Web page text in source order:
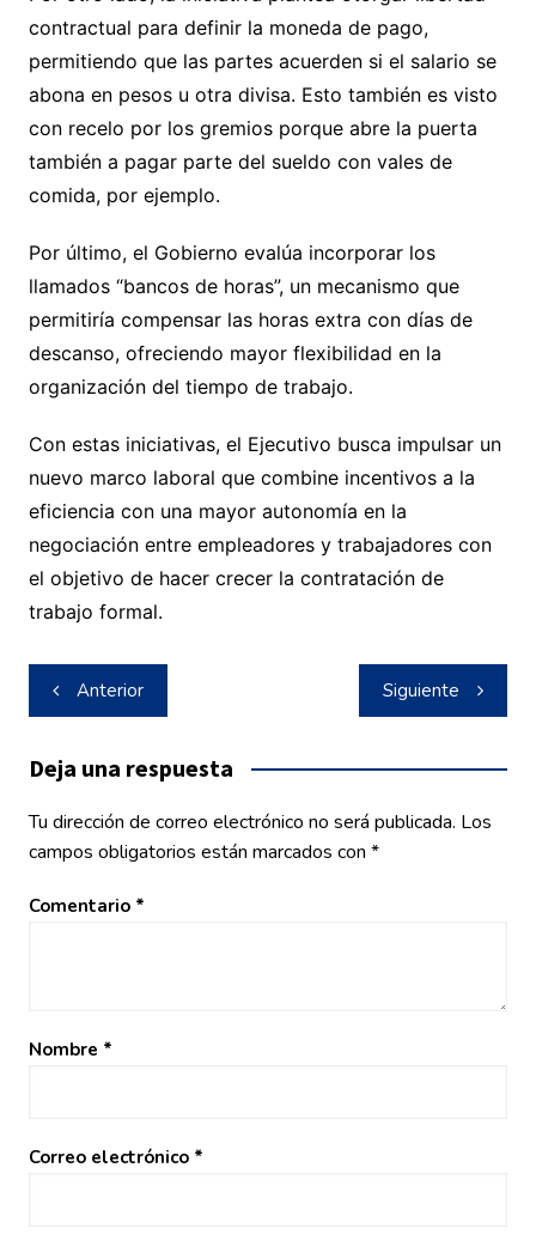
contractual para definir la moneda de pago,
permitiendo que las partes acuerden si el salario se
abona en pesos u otra divisa. Esto también es visto
con recelo por los gremios porque abre la puerta
también a pagar parte del sueldo con vales de
comida, por ejemplo.
Por último, el Gobierno evalúa incorporar los
llamados “bancos de horas”, un mecanismo que
permitiría compensar las horas extra con días de
descanso, ofreciendo mayor flexibilidad en la
organización del tiempo de trabajo.
Con estas iniciativas, el Ejecutivo busca impulsar un
nuevo marco laboral que combine incentivos a la
eficiencia con una mayor autonomía en la
negociación entre empleadores y trabajadores con
el objetivo de hacer crecer la contratación de
trabajo formal.
Navegación
de
entradas
Anterior Siguiente
Deja una respuesta
Tu dirección de correo electrónico no será publicada. Los
campos obligatorios están marcados con *
Comentario *
Nombre *
Correo electrónico *